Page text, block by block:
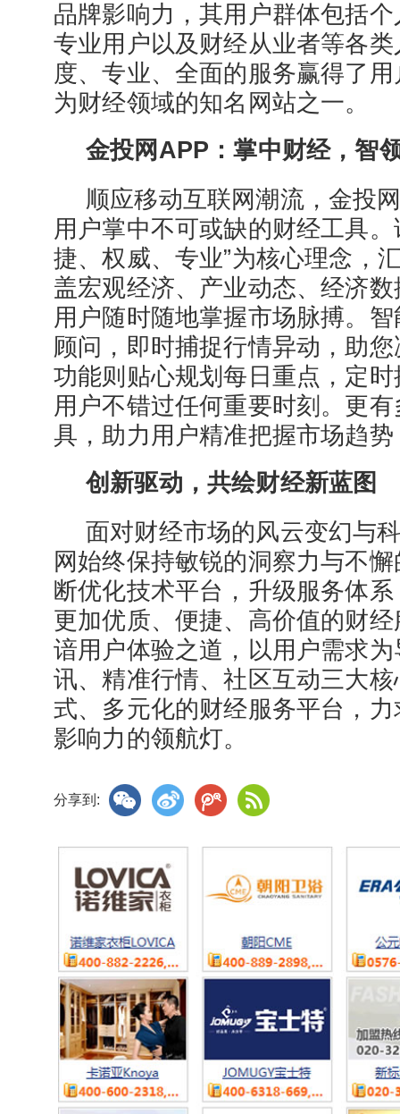
品牌影响力，其用户群体包括
专业用户以及财经从业者等各
度、专业、全面的服务赢得了
为财经领域的知名网站之一。
金投网APP：掌中财经，智
顺应移动互联网潮流，金投
用户掌中不可或缺的财经工具
捷、权威、专业”为核心理念，
盖宏观经济、产业动态、经济
用户随时随地掌握市场脉搏。
顾问，即时捕捉行情异动，助
功能则贴心规划每日重点，定
用户不错过任何重要时刻。更
具，助力用户精准把握市场趋
创新驱动，共绘财经新蓝图
面对财经市场的风云变幻与
网始终保持敏锐的洞察力与不
断优化技术平台，升级服务体
更加优质、便捷、高价值的财
谙用户体验之道，以用户需求
讯、精准行情、社区互动三大
式、多元化的财经服务平台，
影响力的领航灯。
分享到: